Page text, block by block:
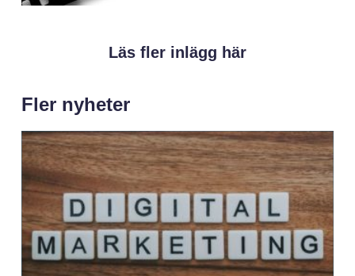
Läs fler inlägg här
Fler nyheter